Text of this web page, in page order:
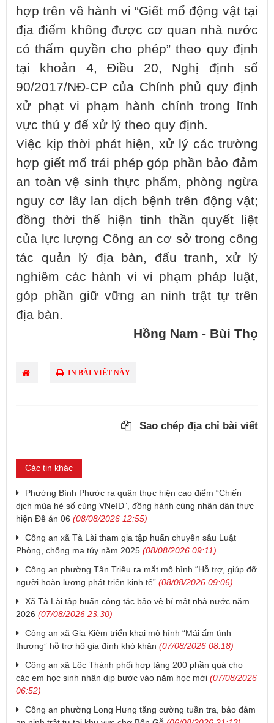
hợp trên về hành vi “Giết mổ động vật tại
địa điểm không được cơ quan nhà nước
có thẩm quyền cho phép” theo quy định
tại khoản 4, Điều 20, Nghị định số
90/2017/NĐ-CP của Chính phủ quy định
xử phạt vi phạm hành chính trong lĩnh
vực thú y để xử lý theo quy định.
Việc kịp thời phát hiện, xử lý các trường
hợp giết mổ trái phép góp phần bảo đảm
an toàn vệ sinh thực phẩm, phòng ngừa
nguy cơ lây lan dịch bệnh trên động vật;
đồng thời thể hiện tinh thần quyết liệt
của lực lượng Công an cơ sở trong công
tác quản lý địa bàn, đấu tranh, xử lý
nghiêm các hành vi vi phạm pháp luật,
góp phần giữ vững an ninh trật tự trên
địa bàn.
Hồng Nam - Bùi Thọ
IN BÀI VIẾT NÀY
Sao chép địa chỉ bài viết
Các tin khác
Phường Bình Phước ra quân thực hiện cao điểm “Chiến
dịch mùa hè số cùng VNeID”, đồng hành cùng nhân dân thực
hiện Đề án 06 (08/08/2026 12:55)
Công an xã Tà Lài tham gia tập huấn chuyên sâu Luật
Phòng, chống ma túy năm 2025 (08/08/2026 09:11)
Công an phường Tân Triều ra mắt mô hình “Hỗ trợ, giúp đỡ
người hoàn lương phát triển kinh tế” (08/08/2026 09:06)
Xã Tà Lài tập huấn công tác bảo vệ bí mật nhà nước năm
2026 (07/08/2026 23:30)
Công an xã Gia Kiệm triển khai mô hình “Mái ấm tình
thương” hỗ trợ hộ gia đình khó khăn (07/08/2026 08:18)
Công an xã Lộc Thành phối hợp tặng 200 phần quà cho
các em học sinh nhân dịp bước vào năm học mới (07/08/2026
06:52)
Công an phường Long Hưng tăng cường tuần tra, bảo đảm